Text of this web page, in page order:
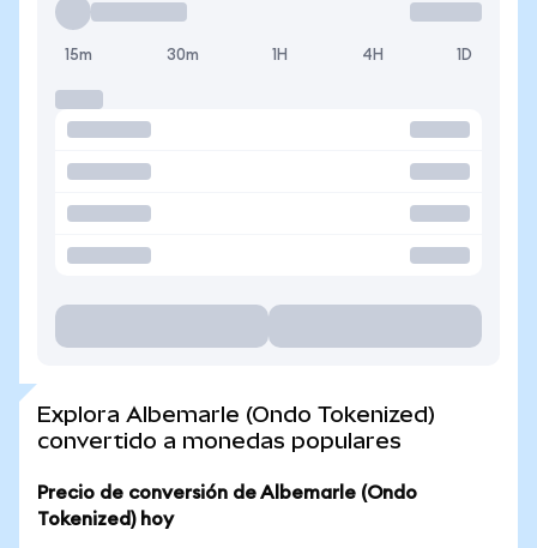
15m 30m 1H 4H 1D
Explora Albemarle (Ondo Tokenized)
convertido a monedas populares
Precio de conversión de Albemarle (Ondo
Tokenized) hoy